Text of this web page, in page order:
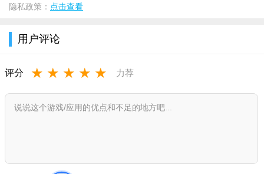
3.服务设计智能化：轻松乐享移动科技；
4.多种渠道同参与：察民情、听民意、聚民心。
1.公积金信息查询：
隐私政策： 点击查看
用户评论
评分 ★ ★ ★ ★ ★ 力荐